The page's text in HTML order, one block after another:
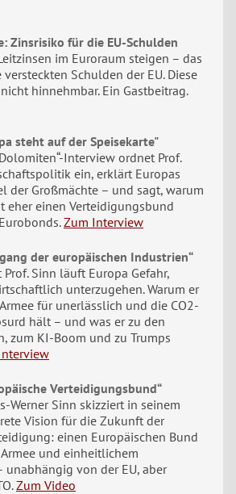
Zinsrisiko für die EU-Schulden
im Euroraum steigen – das
Schulden der EU. Diese
hinnehmbar. Ein Gastbeitrag.
steht auf der Speisekarte"
Interview ordnet Prof.
ein, erklärt Europas
der Großmächte – und sagt, warum
eher einen Verteidigungsbund
Zum Interview
der europäischen Industrien“
Prof. Sinn läuft Europa Gefahr,
unterzugehen. Warum er
für unerlässlich und die CO2-
hält – und was er zu den
zum KI-Boom und zu Trumps
Verteidigungsbund“
Werner Sinn skizziert in seinem
Vision für die Zukunft der
einen Europäischen Bund
und einheitlichem
unabhängig von der EU, aber
Zum Video